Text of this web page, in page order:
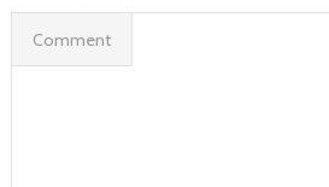
Comment